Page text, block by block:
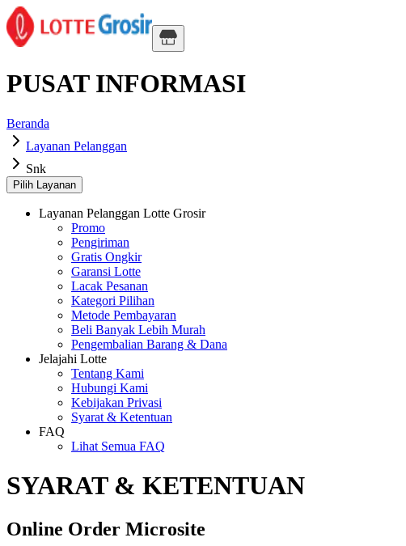
PUSAT INFORMASI
Beranda
Layanan Pelanggan
Snk
Pilih Layanan
Layanan Pelanggan Lotte Grosir
Promo
Pengiriman
Gratis Ongkir
Garansi Lotte
Lacak Pesanan
Kategori Pilihan
Metode Pembayaran
Beli Banyak Lebih Murah
Pengembalian Barang & Dana
Jelajahi Lotte
Tentang Kami
Hubungi Kami
Kebijakan Privasi
Syarat & Ketentuan
FAQ
Lihat Semua FAQ
SYARAT & KETENTUAN
Online Order Microsite